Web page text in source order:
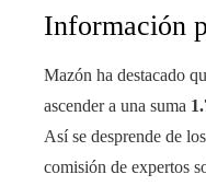
Información
Mazón ha destacado
ascender a una suma
Así se desprende de
comisión de expertos